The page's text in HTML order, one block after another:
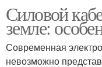
Силовой
земле:
Современная
невозможно